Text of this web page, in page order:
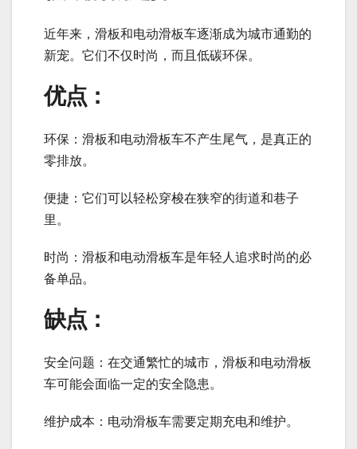
近年来，滑板和电动滑板车逐渐成为城市通勤的
新宠。它们不仅时尚，而且低碳环保。
优点：
环保：滑板和电动滑板车不产生尾气，是真正的
零排放。
便捷：它们可以轻松穿梭在狭窄的街道和巷子
里。
时尚：滑板和电动滑板车是年轻人追求时尚的必
备单品。
缺点：
安全问题：在交通繁忙的城市，滑板和电动滑板
车可能会面临一定的安全隐患。
维护成本：电动滑板车需要定期充电和维护。